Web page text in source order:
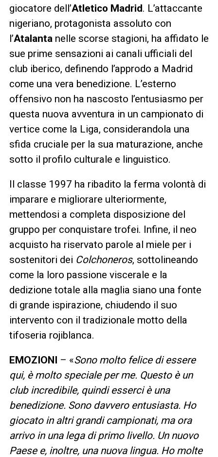
giocatore dell’Atletico Madrid. L’attaccante
nigeriano, protagonista assoluto con
l’Atalanta nelle scorse stagioni, ha affidato le
sue prime sensazioni ai canali ufficiali del
club iberico, definendo l’approdo a Madrid
come una vera benedizione. L’esterno
offensivo non ha nascosto l’entusiasmo per
questa nuova avventura in un campionato di
vertice come la Liga, considerandola una
sfida cruciale per la sua maturazione, anche
sotto il profilo culturale e linguistico.
Il classe 1997 ha ribadito la ferma volontà di
imparare e migliorare ulteriormente,
mettendosi a completa disposizione del
gruppo per conquistare trofei. Infine, il neo
acquisto ha riservato parole al miele per i
sostenitori dei Colchoneros, sottolineando
come la loro passione viscerale e la
dedizione totale alla maglia siano una fonte
di grande ispirazione, chiudendo il suo
intervento con il tradizionale motto della
tifoseria rojiblanca.
EMOZIONI – «Sono molto felice di essere
qui, è molto speciale per me. Questo è un
club incredibile, quindi esserci è una
benedizione. Sono davvero entusiasta. Ho
giocato in altri grandi campionati, ma ora
arrivo in una lega di primo livello. Un nuovo
Paese e, inoltre, una nuova lingua. Ho molte